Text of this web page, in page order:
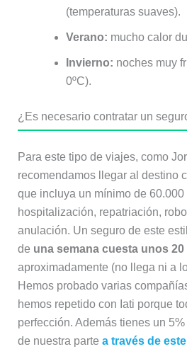
(temperaturas suaves).
Verano: mucho calor
Invierno: noches muy
0ºC).
¿Es necesario contratar un
Para este tipo de viajes, como
recomendamos llegar al destino
que incluya un mínimo de 60.000
hospitalización, repatriación,
anulación. Un seguro de este
de una semana cuesta unos
aproximadamente (no llega ni a
Hemos probado varias
hemos repetido con Iati porque
perfección. Además tienes un
de nuestra parte a través de